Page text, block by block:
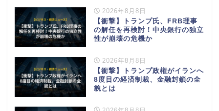
2026年8月8日
【衝撃】トランプ氏、FRB理事
の解任を再検討！中央銀行の独立
性が崩壊の危機か
2026年8月8日
【衝撃】トランプ政権がイランへ
8度目の経済制裁、金融封鎖の全
貌とは